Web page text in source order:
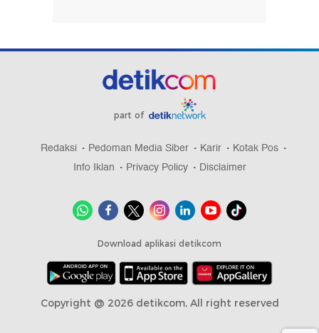
part of
Redaksi Pedoman Media Siber Karir
Kotak Pos
Info Iklan
Privacy Policy Disclaimer
Download aplikasi detikcom
Copyright @ 2026 detikcom, All right reserved